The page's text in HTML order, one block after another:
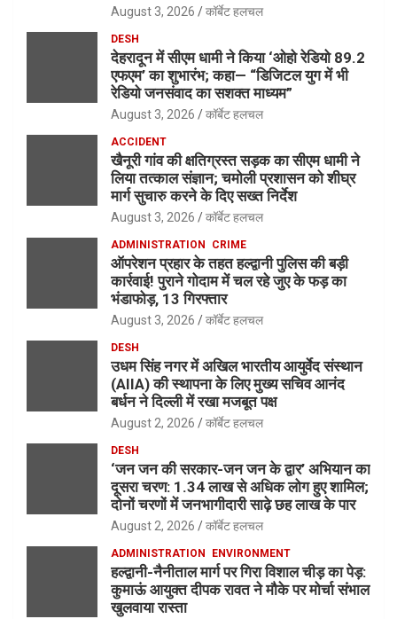
August 3, 2026 कॉर्बेट हलचल
DESH
देहरादून में सीएम धामी ने किया ‘ओहो रेडियो 89.2
एफएम’ का शुभारंभ; कहा— “डिजिटल युग में भी
रेडियो जनसंवाद का सशक्त माध्यम”
August 3, 2026 कॉर्बेट हलचल
ACCIDENT
खैनूरी गांव की क्षतिग्रस्त सड़क का सीएम धामी ने
लिया तत्काल संज्ञान; चमोली प्रशासन को शीघ्र
मार्ग सुचारु करने के दिए सख्त निर्देश
August 3, 2026 कॉर्बेट हलचल
ADMINISTRATION CRIME
ऑपरेशन प्रहार के तहत हल्द्वानी पुलिस की बड़ी
कार्रवाई! पुराने गोदाम में चल रहे जुए के फड़ का
भंडाफोड़, 13 गिरफ्तार
August 3, 2026 कॉर्बेट हलचल
DESH
उधम सिंह नगर में अखिल भारतीय आयुर्वेद संस्थान
(AIIA) की स्थापना के लिए मुख्य सचिव आनंद
बर्धन ने दिल्ली में रखा मजबूत पक्ष
August 2, 2026 कॉर्बेट हलचल
DESH
‘जन जन की सरकार-जन जन के द्वार’ अभियान का
दूसरा चरण: 1.34 लाख से अधिक लोग हुए शामिल;
दोनों चरणों में जनभागीदारी साढ़े छह लाख के पार
August 2, 2026 कॉर्बेट हलचल
ADMINISTRATION ENVIRONMENT
हल्द्वानी-नैनीताल मार्ग पर गिरा विशाल चीड़ का पेड़:
कुमाऊं आयुक्त दीपक रावत ने मौके पर मोर्चा संभाल
खुलवाया रास्ता